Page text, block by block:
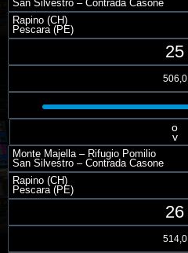
San Silvestro – Contrada Casone
Rapino (CH)
Pescara (PE)
25
506,0
o
v
Monte Majella – Rifugio Pomilio
San Silvestro – Contrada Casone
Rapino (CH)
Pescara (PE)
26
514,0